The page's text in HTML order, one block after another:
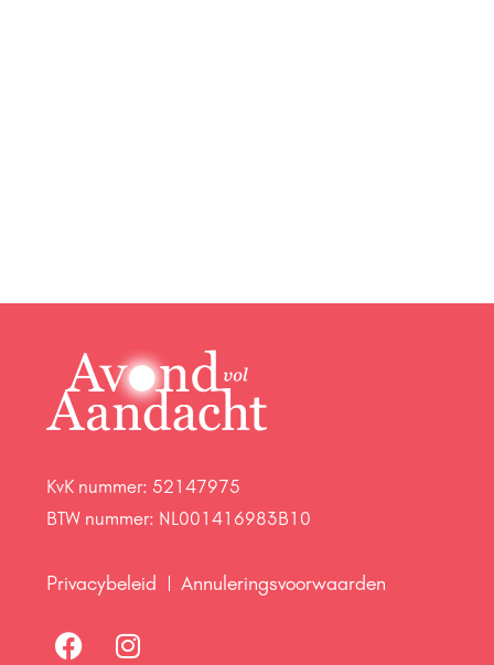
KvK nummer: 52147975
BTW nummer: NL001416983B10
Privacybeleid Annuleringsvoorwaarden